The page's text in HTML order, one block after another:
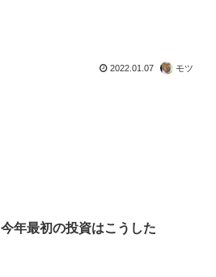
2022.01.07 モツ
今年最初の投資はこうした